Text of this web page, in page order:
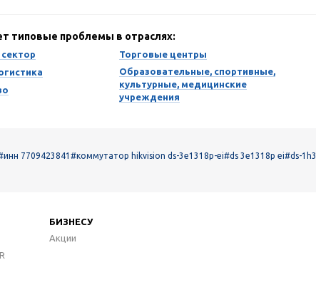
типовые проблемы в отраслях:
Торговые центры
Образовательные, спортивные,
культурные, медицинские
учреждения
7709423841 #коммутатор hikvision ds-3e1318p-ei#ds 3e1318p ei#ds-
БИЗНЕСУ
Акции